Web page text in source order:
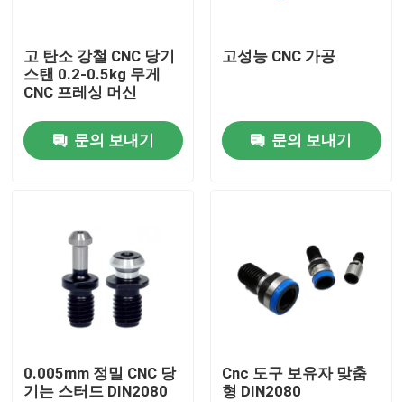
회사 소개
공장 여행
품질 관리
인용문을 요구하세요
SK 툴 홀더
고 탄소 강철 CNC 당기
스탠 0.2-0.5kg 무게
CNC 프레싱 머신
문의 보내기
고성능 CNC 가공
문의 보내기
0.005mm 정밀 CNC 당
기는 스터드 DIN2080
Cnc 도구 보유자 맞춤
형 DIN2080